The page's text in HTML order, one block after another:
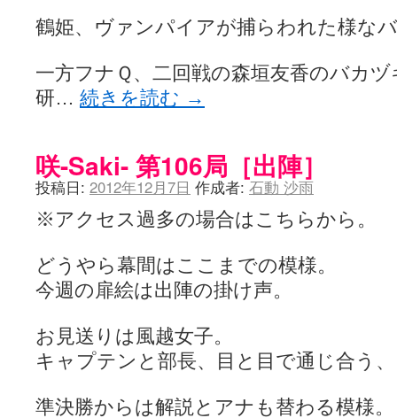
鶴姫、ヴァンパイアが捕らわれた様な
一方フナＱ、二回戦の森垣友香のバカ
研… 続きを読む →
咲-Saki- 第106局［出陣］
投稿日: 2012年12月7日 作成者: 石動 沙雨
※アクセス過多の場合はこちらから。
どうやら幕間はここまでの模様。
今週の扉絵は出陣の掛け声。
お見送りは風越女子。
キャプテンと部長、目と目で通じ合う
準決勝からは解説とアナも替わる模様。